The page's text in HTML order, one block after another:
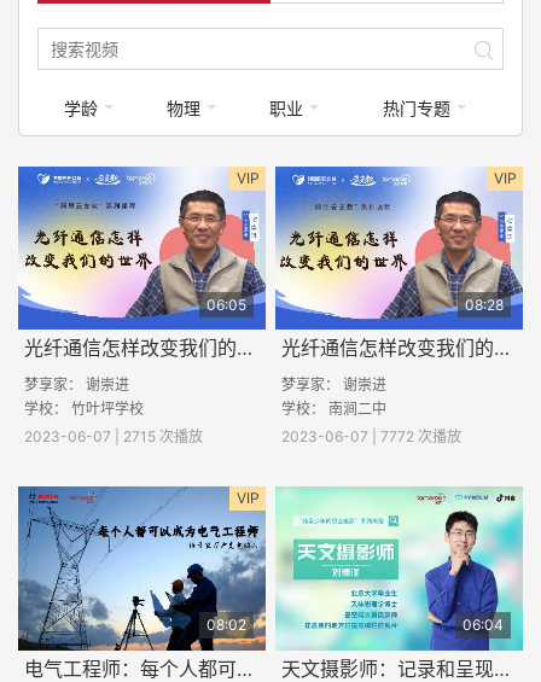
学龄 物理 职业 热门专题
VIP
06:05
光纤通信怎样改变我们的世界(二)
梦享家： 谢崇进
学校： 竹叶坪学校
2023-06-07 | 2715 次播放
VIP
08:28
光纤通信怎样改变我们的世界(一)
梦享家： 谢崇进
学校： 南涧二中
2023-06-07 | 7772 次播放
VIP
08:02
电气工程师：每个人都可以做电气工程师
06:04
天文摄影师：记录和呈现宇宙的美